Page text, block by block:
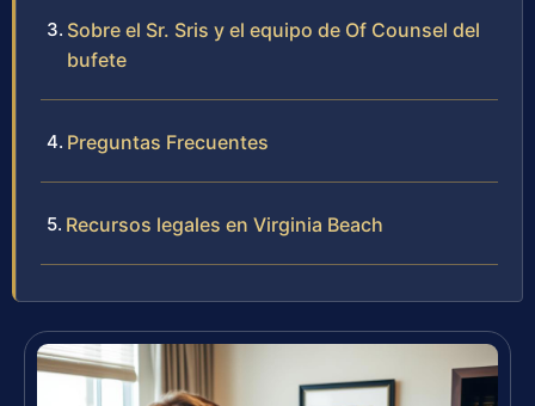
Sobre el Sr. Sris y el equipo de Of Counsel del
bufete
Preguntas Frecuentes
Recursos legales en Virginia Beach